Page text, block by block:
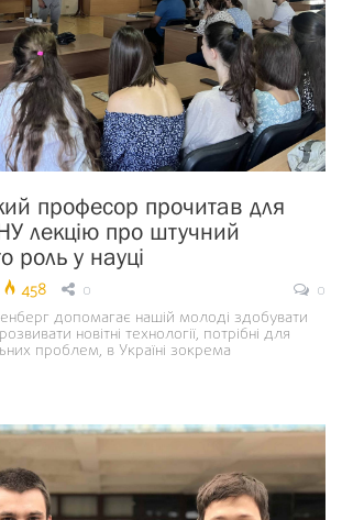
професор прочитав для
лекцію про штучний
роль у науці
458 0
0
допомагає нашій молоді здобувати
новітні технології, потрібні для
проблем, в Україні зокрема